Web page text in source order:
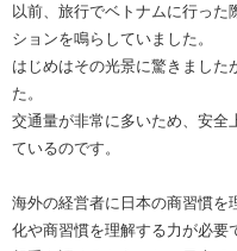
以前、旅行でベトナムに行った
ションを鳴らしていました。
はじめはその光景に驚きました
た。
交通量が非常に多いため、安全
ているのです。
海外の経営者に日本の商習慣を
化や商習慣を理解する力が必要